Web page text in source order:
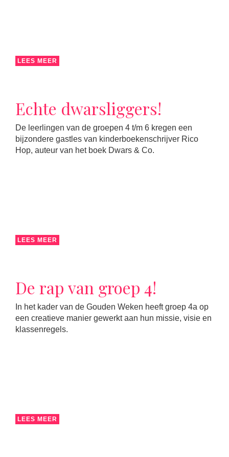
LEES MEER
Echte dwarsliggers!
De leerlingen van de groepen 4 t/m 6 kregen een
bijzondere gastles van kinderboekenschrijver Rico
Hop, auteur van het boek Dwars & Co.
LEES MEER
De rap van groep 4!
In het kader van de Gouden Weken heeft groep 4a op
een creatieve manier gewerkt aan hun missie, visie en
klassenregels.
LEES MEER